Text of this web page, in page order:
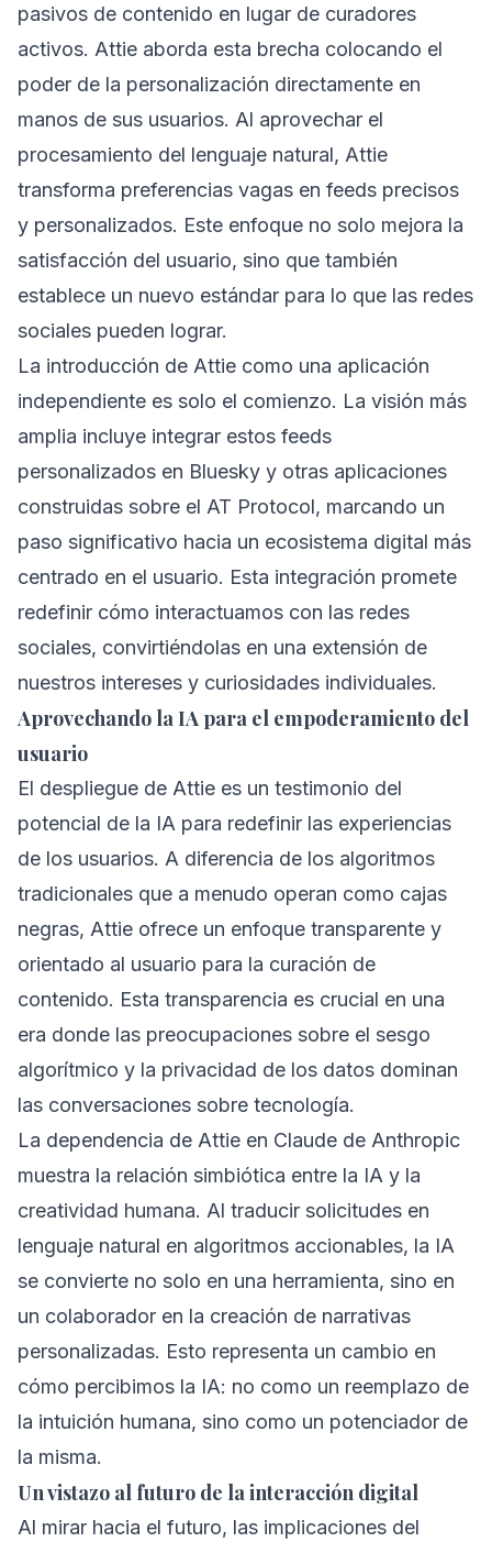
pasivos de contenido en lugar de curadores
activos. Attie aborda esta brecha colocando el
poder de la personalización directamente en
manos de sus usuarios. Al aprovechar el
procesamiento del lenguaje natural, Attie
transforma preferencias vagas en feeds precisos
y personalizados. Este enfoque no solo mejora la
satisfacción del usuario, sino que también
establece un nuevo estándar para lo que las redes
sociales pueden lograr.
La introducción de Attie como una aplicación
independiente es solo el comienzo. La visión más
amplia incluye integrar estos feeds
personalizados en Bluesky y otras aplicaciones
construidas sobre el AT Protocol, marcando un
paso significativo hacia un ecosistema digital más
centrado en el usuario. Esta integración promete
redefinir cómo interactuamos con las redes
sociales, convirtiéndolas en una extensión de
nuestros intereses y curiosidades individuales.
Aprovechando la IA para el empoderamiento del
usuario
El despliegue de Attie es un testimonio del
potencial de la IA para redefinir las experiencias
de los usuarios. A diferencia de los algoritmos
tradicionales que a menudo operan como cajas
negras, Attie ofrece un enfoque transparente y
orientado al usuario para la curación de
contenido. Esta transparencia es crucial en una
era donde las preocupaciones sobre el sesgo
algorítmico y la privacidad de los datos dominan
las conversaciones sobre tecnología.
La dependencia de Attie en Claude de Anthropic
muestra la relación simbiótica entre la IA y la
creatividad humana. Al traducir solicitudes en
lenguaje natural en algoritmos accionables, la IA
se convierte no solo en una herramienta, sino en
un colaborador en la creación de narrativas
personalizadas. Esto representa un cambio en
cómo percibimos la IA: no como un reemplazo de
la intuición humana, sino como un potenciador de
la misma.
Un vistazo al futuro de la interacción digital
Al mirar hacia el futuro, las implicaciones del